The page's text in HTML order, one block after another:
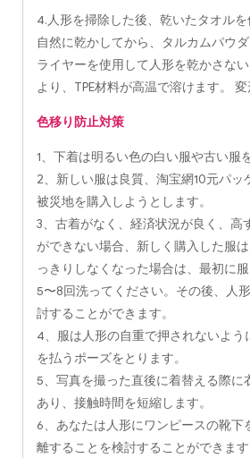
4.人形を掃除した後、乾いたタオルを
自然に乾かしてから、タルカムパウ
ライヤーを使用して人形を乾かさな
より、TPE材料が高温で溶けます。 変
色移り防止対策
1、下着は明るい色の白い服や古い服
2、新しい服は良質、淘宝網10元パッ
被災地を購入しようとします。
3、古着がなく、経済状況が良く、高
ができない場合、新しく購入した服
っきりしなくなった場合は、最初に
5〜8回洗ってください。その後、人
討することができます。
4、服は人形の自重で押されないよう
を払うポーズをとります。
5、写真を撮った直後に着替える際に
あり、接触時間を短縮します。
6、あなたは人形にワンピースの靴下
離することを検討することができま